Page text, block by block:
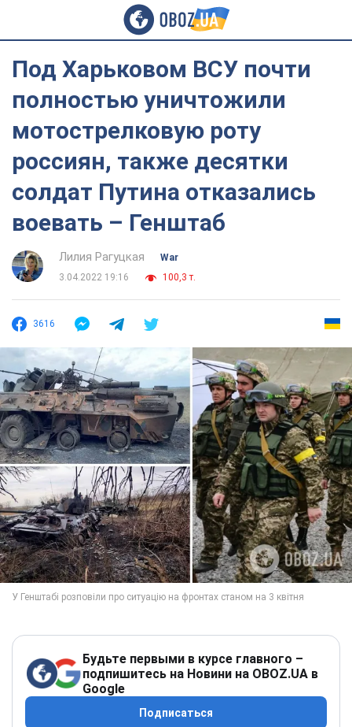
Под Харьковом ВСУ почти
полностью уничтожили
мотострелковую роту
россиян, также десятки
солдат Путина отказались
воевать – Генштаб
Лилия Рагуцкая
War
3.04.2022 19:16
100,3 т.
3616
Будьте первыми в курсе главного –
подпишитесь на Новини на OBOZ.UA в
Google
Подписаться